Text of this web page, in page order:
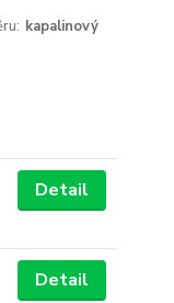
kapalinový
Detail
Detail